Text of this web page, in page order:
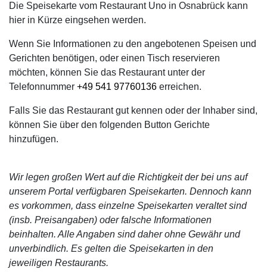
Die Speisekarte vom Restaurant Uno in Osnabrück kann
hier in Kürze eingsehen werden.
Wenn Sie Informationen zu den angebotenen Speisen und
Gerichten benötigen, oder einen Tisch reservieren
möchten, können Sie das Restaurant unter der
Telefonnummer +49 541 97760136 erreichen.
Falls Sie das Restaurant gut kennen oder der Inhaber sind,
können Sie über den folgenden Button Gerichte
hinzufügen.
Wir legen großen Wert auf die Richtigkeit der bei uns auf
unserem Portal verfügbaren Speisekarten. Dennoch kann
es vorkommen, dass einzelne Speisekarten veraltet sind
(insb. Preisangaben) oder falsche Informationen
beinhalten. Alle Angaben sind daher ohne Gewähr und
unverbindlich. Es gelten die Speisekarten in den
jeweiligen Restaurants.